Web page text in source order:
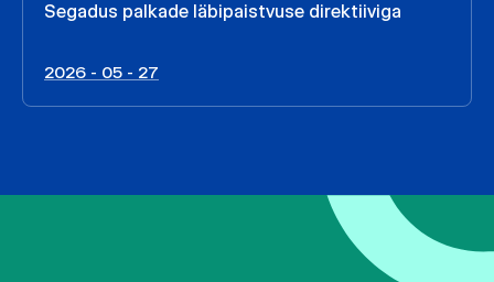
Segadus palkade läbipaistvuse direktiiviga
2026 - 05 - 27